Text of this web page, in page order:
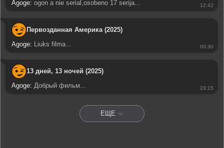
Agoge: ogon a nie serial,osobeno 17 serija... 12:42
Первозданная Америка (2025)
Agoge:
Liuks filma... 00:30
13 дней, 13 ночей (2025)
Agoge: Добрый фильм... 23:15
ЕЩЕ